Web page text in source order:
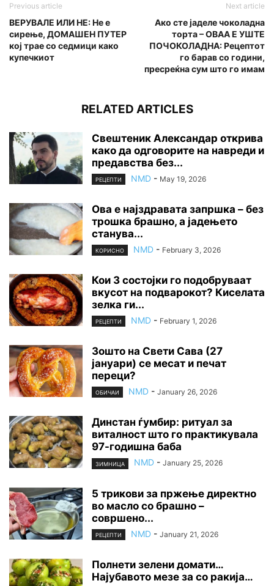
Previous article
ВЕРУВАЛЕ ИЛИ НЕ: Не е
сирење, ДОМАШЕН ПУТЕР
кој трае со седмици како
купечкиот
Next article
Ако сте јаделе чоколадна
торта – ОВАА Е УШТЕ
ПОЧОКОЛАДНА: Рецептот
го барав со години,
пресреќна сум што го имам
RELATED ARTICLES
Свештеник Александар открива
како да одговорите на навреди и
предавства без...
РЕЦЕПТИ NMD - May 19, 2026
Ова е најздравата запршка – без
трошка брашно, а јадењето
станува...
КОРИСНО NMD - February 3, 2026
Кои 3 состојки го подобруваат
вкусот на подварокот? Киселата
зелка ги...
РЕЦЕПТИ NMD - February 1, 2026
Зошто на Свети Сава (27
јануари) се месат и печат
переци?
ОБИЧАИ NMD - January 26, 2026
Динстан ѓумбир: ритуал за
виталност што го практикувала
97-годишна баба
ЗИМНИЦА NMD - January 25, 2026
5 трикови за пржење директно
во масло со брашно –
совршено...
РЕЦЕПТИ NMD - January 21, 2026
Полнети зелени домати…
Најубавото мезе за со ракија…